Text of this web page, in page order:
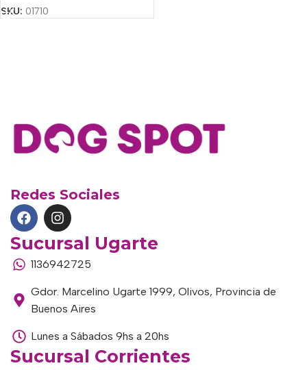
SKU: 01710
Redes Sociales
Sucursal Ugarte
1136942725
Gdor. Marcelino Ugarte 1999, Olivos, Provincia de
Buenos Aires
Lunes a Sábados 9hs a 20hs
Sucursal Corrientes